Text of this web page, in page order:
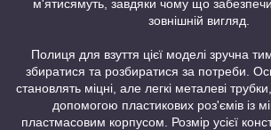
м'ятисямуть, завдяки чому що
зовнішній вигляд.
Полиця для взуття цієї моделі зручна
збиратися та розбиратися за потреби.
становлять міцні, але легкі металеві
допомогою пластикових роз'ємів із
пластмасовим корпусом. Розмір усієї